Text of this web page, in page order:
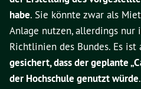
habe. Sie könnte zwar als
Anlage nutzen, allerdings nur
Richtlinien des Bundes. Es ist
gesichert, dass der geplante
der Hochschule genutzt würde.